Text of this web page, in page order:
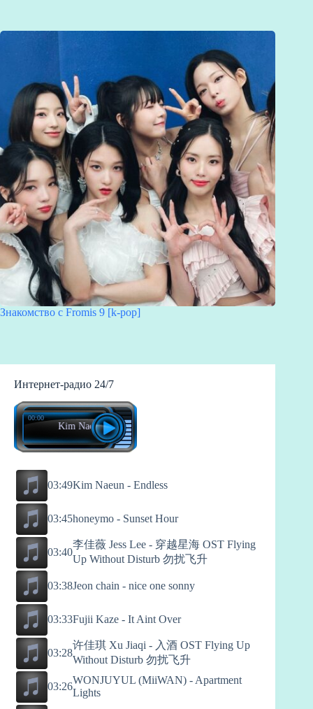
Знакомство с Fromis 9 [k-pop]
Интернет-радио 24/7
Kim Naeun - Endless
00:00
03:49Kim Naeun - Endless
03:45honeymo - Sunset Hour
03:40
李佳薇 Jess Lee - 穿越星海 OST Flying
Up Without Disturb 勿扰飞升
03:38Jeon chain - nice one sonny
03:33Fujii Kaze - It Aint Over
03:28
许佳琪 Xu Jiaqi - 入酒 OST Flying Up
Without Disturb 勿扰飞升
03:26
WONJUYUL (MiiWAN) - Apartment
Lights